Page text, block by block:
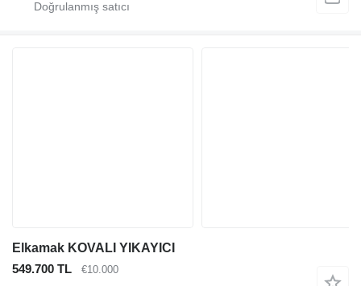
Elkamak KOVALI YIKAYICI
549.700 TL
€10.000